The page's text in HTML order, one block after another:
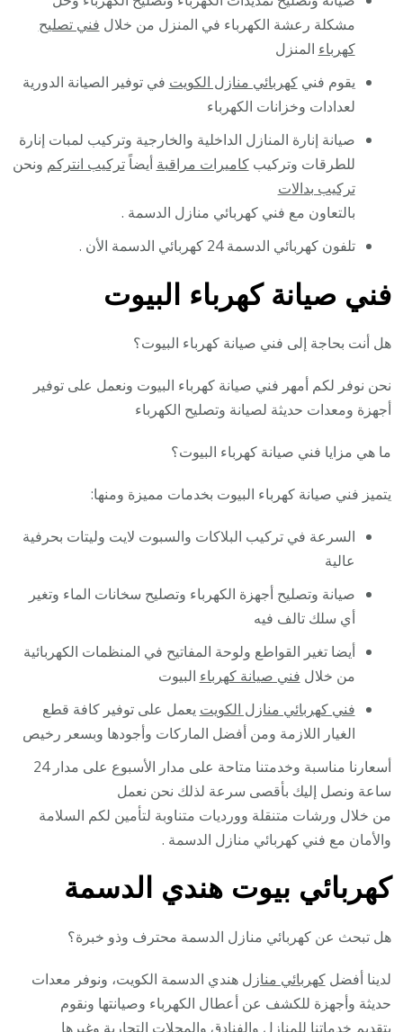
مشكلة رعشة الكهرباء في المنزل من خلال فني تصليح
كهرباء المنزل
يقوم فنيكهربائي منازل الكويت في توفير الصيانة الدورية
لعدادات وخزانات الكهرباء
صيانة إنارة المنازل الداخلية والخارجية وتركيب لمبات إنارة
للطرقات وتركيبكاميرات مراقبة أيضاًتركيب انتركم ونحن
تركيب بدالات
بالتعاون مع فني كهربائي منازل الدسمة .
تلفون كهربائي الدسمة 24 كهربائي الدسمة الأن .
فني صيانة كهرباء البيوت
هل أنت بحاجة إلى فني صيانة كهرباء البيوت؟
نحن نوفر لكم أمهر فني صيانة كهرباء البيوت ونعمل على توفير
أجهزة ومعدات حديثة لصيانة وتصليح الكهرباء
ما هي مزايا فني صيانة كهرباء البيوت؟
يتميز فني صيانة كهرباء البيوت بخدمات مميزة ومنها:
السرعة في تركيب البلاكات والسبوت لايت وليتات بحرفية
عالية
صيانة وتصليح أجهزة الكهرباء وتصليح سخانات الماء وتغير
أي سلك تالف فيه
أيضا تغير القواطع ولوحة المفاتيح في المنظمات الكهربائية
من خلال فني صيانة كهرباء البيوت
فني كهربائي منازل الكويت يعمل على توفير كافة قطع
الغيار اللازمة ومن أفضل الماركات وأجودها وبسعر رخيص
أسعارنا مناسبة وخدمتنا متاحة على مدار الأسبوع على مدار 24
ساعة ونصل إليك بأقصى سرعة لذلك نحن نعمل
من خلال ورشات متنقلة وورديات متناوبة لتأمين لكم السلامة
والأمان مع فني كهربائي منازل الدسمة .
كهربائي بيوت هندي الدسمة
هل تبحث عن كهربائي منازل الدسمة محترف وذو خبرة؟
لدينا أفضلكهربائي منازل هندي الدسمة الكويت، ونوفر معدات
حديثة وأجهزة للكشف عن أعطال الكهرباء وصيانتها ونقوم
بتقديم خدماتنا للمنازل والفنادق والمحلات التجارية وغيرها